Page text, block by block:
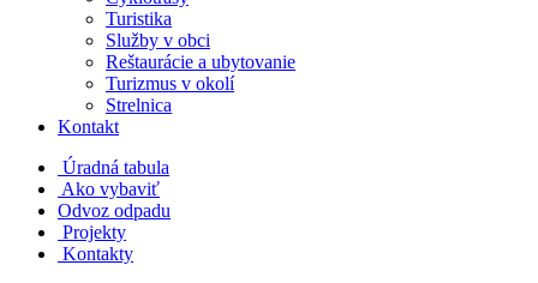
Turistika
Služby v obci
Reštaurácie a ubytovanie
Turizmus v okolí
Strelnica
Kontakt
Úradná tabula
Ako vybaviť
Odvoz odpadu
Projekty
Kontakty